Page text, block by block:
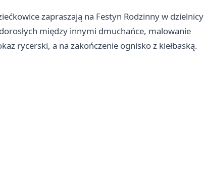
zapraszają na Festyn Rodzinny w dzielnicy
między innymi dmuchańce, malowanie
rycerski, a na zakończenie ognisko z kiełbaską.